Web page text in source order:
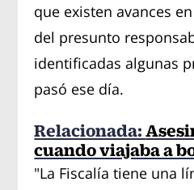
que existen avances
del presunto
identificadas algunas
pasó ese día.
Relacionada:
cuando viajaba a
"La Fiscalía tiene una